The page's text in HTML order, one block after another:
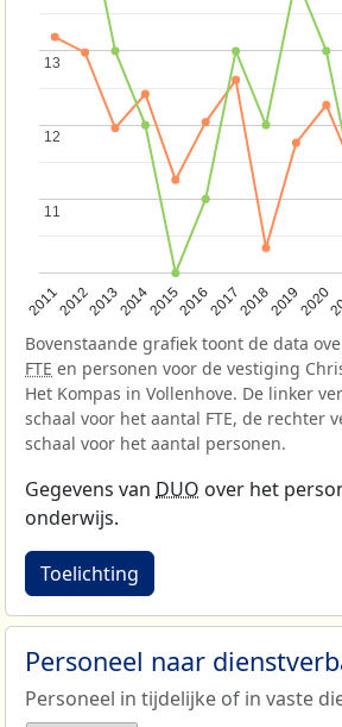
2011201220132014201520162017201820192020
11
11
12
12
13
13
Bovenstaande grafiek toont de data
FTE en personen voor de vestiging
Het Kompas in Vollenhove. De linker
schaal voor het aantal FTE, de rechter
schaal voor het aantal personen.
Gegevens van DUO over het
onderwijs.
Toelichting
Personeel naar
Personeel in tijdelijke of in vaste